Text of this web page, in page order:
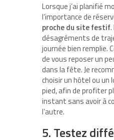
Lorsque j’ai planifié
l’importance de
proche du site festif.
désagréments de
journée bien remplie.
de vous reposer un
dans la fête. Je
choisir un hôtel ou un
pied, afin de profiter
instant sans avoir à
l’autre.
5. Testez